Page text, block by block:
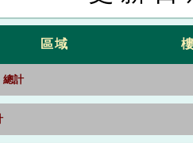
區域
總計